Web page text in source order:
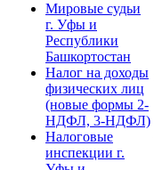
Мировые судьи
г. Уфы и
Республики
Башкортостан
Налог на доходы
физических лиц
(новые формы 2-
НДФЛ, 3-НДФЛ)
Налоговые
инспекции г.